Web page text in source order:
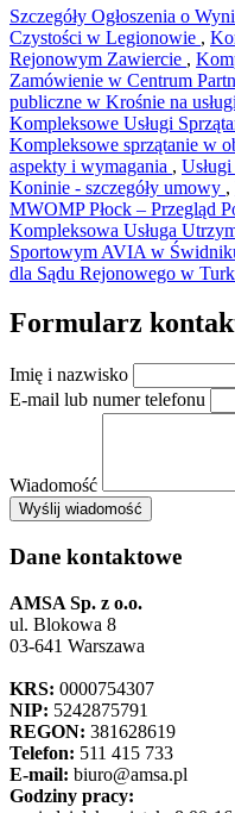
Szczegóły Ogłoszenia o
Czystości w Legionowie ,
Rejonowym Zawiercie ,
Zamówienie w Centrum
publiczne w Krośnie na
Kompleksowe Usługi
Kompleksowe sprzątanie w
aspekty i wymagania ,
Koninie - szczegóły umowy ,
MWOMP Płock – Przegląd
Kompleksowa Usługa
Sportowym AVIA w
dla Sądu Rejonowego w
Formularz
Imię i nazwisko
E-mail lub numer telefonu
Wiadomość
Wyślij wiadomośćAMSA Sp. z o.o.
+
−
Dane kontaktowe
AMSA Sp. z o.o.
ul. Blokowa 8
03-641 Warszawa
KRS: 0000754307
NIP: 5242875791
REGON: 381628619
Telefon: 511 415 733
E-mail: biuro@amsa.pl
Godziny pracy: